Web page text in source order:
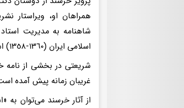
شاهنامه به مدیریت
اسلامی ایران (١٣٦٠-١٣٥٨) است.
شریعتی در بخشی از نامه
غریبان زمانه پیش آمده